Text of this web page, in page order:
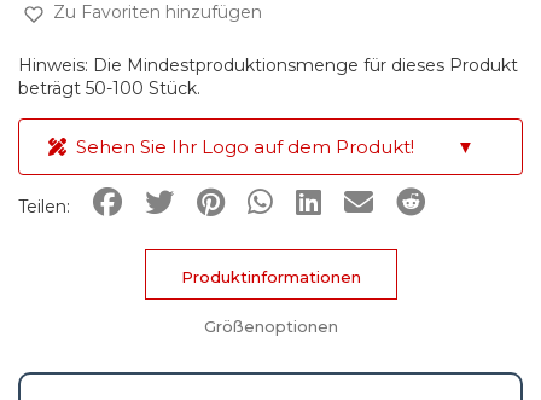
Zu Favoriten hinzufügen
Hinweis: Die Mindestproduktionsmenge für dieses Produkt
beträgt 50-100 Stück.
Sehen Sie Ihr Logo auf dem Produkt! ▼
Teilen:
Produktinformationen
Größenoptionen